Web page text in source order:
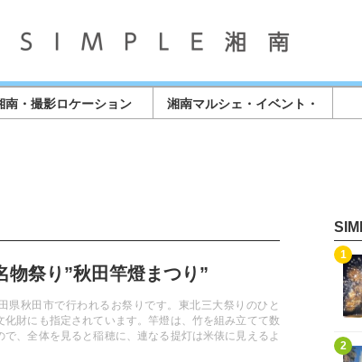
南・撮影ロケーション
湘南マルシェ・イベント・
店舗情報
物祭り”秋田竿燈まつり”
県秋田市で行われるお祭りです。東北三大祭りのひと
化財にも指定されています。竿燈は、竹を組み立てて数
で、全体を見ると稲穂に、連なる提灯は米俵に見えるよ
1
2
記事を読む